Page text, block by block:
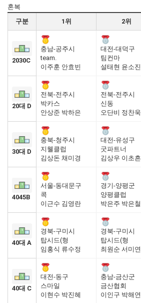
혼복
구분
1위 2위
2030C
충남-공주시
team.
이주훈 안효빈
대전-대덕구
팀컨마
설태현 윤소진
20대 D
전북-전주시
박카스
안상준 박하은
전북-전주시
신동
오단비 정찬욱
30대 D
충북-청주시
지웰클럽
김상돈 채미경
대전-유성구
굿파트너
김상우 이초흔
4045B
서울-동대문구
콕
이근수 김영란
경기-양평군
양평클럽
박은주 박은철
40대 A
경북-구미시
탑시드(형
임홍식 류수정
경북-구미시
탑시드(형
최원순 서미연
40대 C
대전-동구
스마일
이현수 박진혜
충남-금산군
금산협회
이인구 박해연